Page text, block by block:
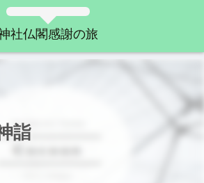
社仏閣感謝の旅
詣